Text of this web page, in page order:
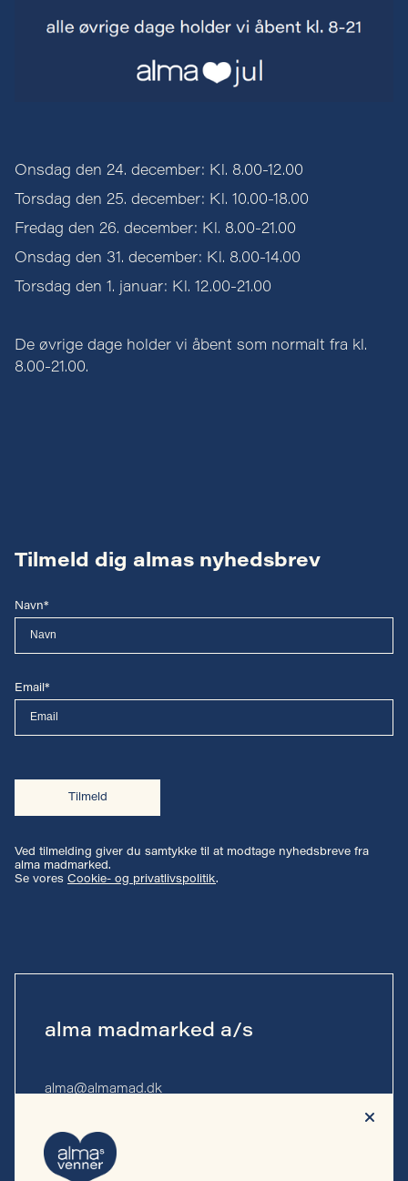
Onsdag den 24. december: Kl. 8.00-12.00
Torsdag den 25. december: Kl. 10.00-18.00
Fredag den 26. december: Kl. 8.00-21.00
Onsdag den 31. december: Kl. 8.00-14.00
Torsdag den 1. januar: Kl. 12.00-21.00
De øvrige dage holder vi åbent som normalt fra kl.
8.00-21.00.
Tilmeld dig almas nyhedsbrev
Navn*
Email*
Tilmeld
Ved tilmelding giver du samtykke til at modtage nyhedsbreve fra
alma madmarked.
Se vores Cookie- og privatlivspolitik.
alma madmarked a/s
alma@almamad.dk
CVR-nr. 44 89 27 23